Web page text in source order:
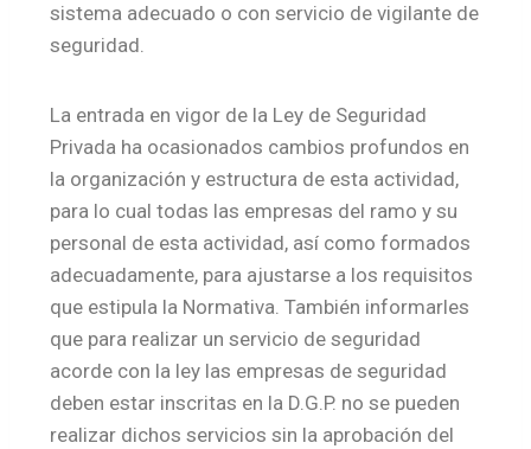
sistema adecuado o con servicio de vigilante de
seguridad.
La entrada en vigor de la Ley de Seguridad
Privada ha ocasionados cambios profundos en
la organización y estructura de esta actividad,
para lo cual todas las empresas del ramo y su
personal de esta actividad, así como formados
adecuadamente, para ajustarse a los requisitos
que estipula la Normativa. También informarles
que para realizar un servicio de seguridad
acorde con la ley las empresas de seguridad
deben estar inscritas en la D.G.P. no se pueden
realizar dichos servicios sin la aprobación del